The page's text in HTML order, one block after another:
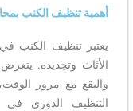
أهمية تنظيف الكنب
يعتبر تنظيف الكنب
الأثاث وتجديده.
والبقع مع مرور
التنظيف الدوري في